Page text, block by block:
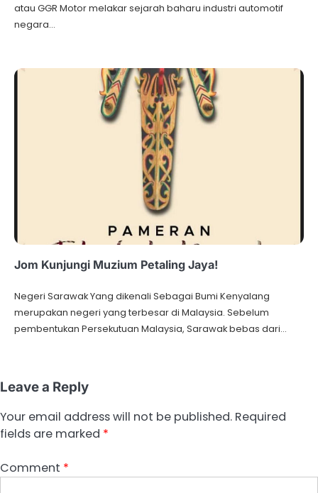
atau GGR Motor melakar sejarah baharu industri automotif
negara…
Jom Kunjungi Muzium Petaling Jaya!
Negeri Sarawak Yang dikenali Sebagai Bumi Kenyalang
merupakan negeri yang terbesar di Malaysia. Sebelum
pembentukan Persekutuan Malaysia, Sarawak bebas dari…
Leave a Reply
Your email address will not be published. Required
fields are marked *
Comment *